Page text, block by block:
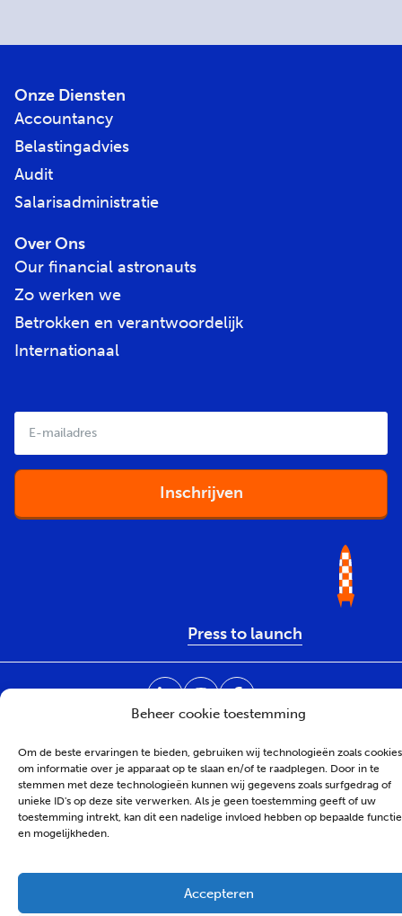
Beheer cookie toestemming
Om de beste ervaringen te bieden, gebruiken wij technologieën zoals cookies
om informatie over je apparaat op te slaan en/of te raadplegen. Door in te
stemmen met deze technologieën kunnen wij gegevens zoals surfgedrag of
unieke ID's op deze site verwerken. Als je geen toestemming geeft of uw
toestemming intrekt, kan dit een nadelige invloed hebben op bepaalde
en mogelijkheden.
Accepteren
Onze Diensten
Accountancy
Belastingadvies
Audit
Salarisadministratie
Over Ons
Our financial astronauts
Zo werken we
Betrokken en verantwoordelijk
Internationaal
E-
mailadres*
Press to launch
JuridischPrivacybeleidCookiebeleid
© Tribal 2026 - Proudly made by Tribal Agency